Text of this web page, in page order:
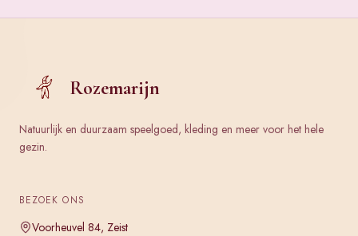
Rozemarijn
Natuurlijk en duurzaam speelgoed, kleding en meer voor het hele
gezin.
BEZOEK ONS
Voorheuvel 84, Zeist